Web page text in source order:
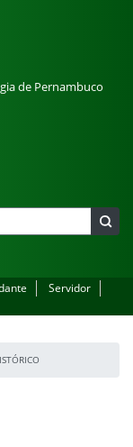
de Pernambuco
Servidor